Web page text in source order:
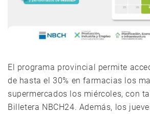
El programa provincial permite
de hasta el 30% en farmacias los
supermercados los miércoles, con
Billetera NBCH24. Además, los